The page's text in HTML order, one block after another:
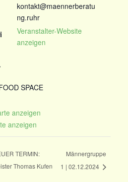
SPACE
anzeigen
anzeigen
kontakt@maennerberatu
ng.ruhr
Veranstalter-Website
anzeigen
TERMIN:
Thomas Kufen
Männergruppe
1 | 02.12.2024